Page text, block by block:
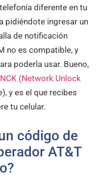
diferente en tu
pidiéndote ingresar un
de notificación
no es compatible, y
poderla usar. Bueno,
NCK (Network Unlock
y es el que recibes
tu celular.
código de
AT&T